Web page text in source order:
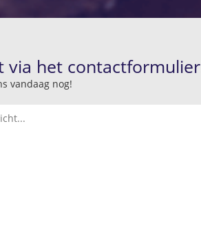
via het
vandaag nog!